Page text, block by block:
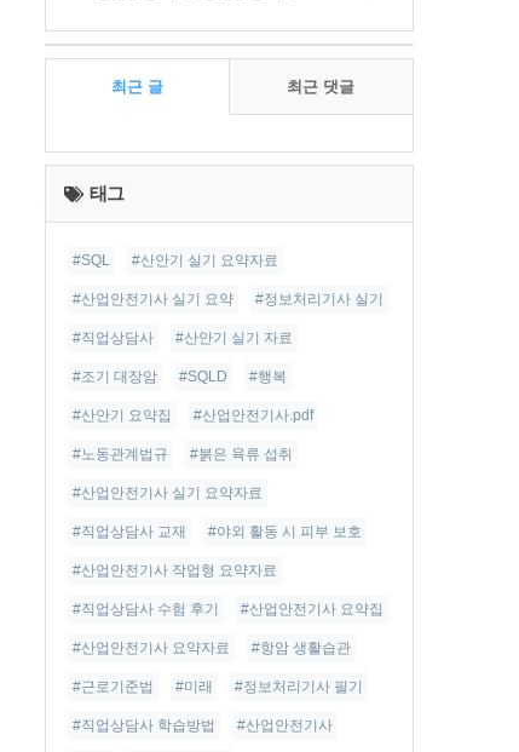
최근 글 최근 댓글
최
근
글
태그
#SQL #산안기 실기 요약자료
#산업안전기사 실기 요약 #정보처리기사 실기
#직업상담사 #산안기 실기 자료
#조기 대장암 #SQLD #행복
#산안기 요약집 #산업안전기사.pdf
#노동관계법규 #붉은 육류 섭취
#산업안전기사 실기 요약자료
#직업상담사 교재 #야외 활동 시 피부 보호
#산업안전기사 작업형 요약자료
#직업상담사 수험 후기 #산업안전기사 요약집
#산업안전기사 요약자료 #항암 생활습관
#근로기준법 #미래 #정보처리기사 필기
#직업상담사 학습방법 #산업안전기사